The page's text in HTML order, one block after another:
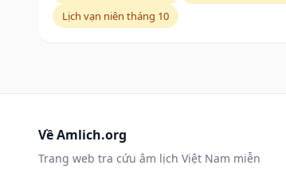
Lịch vạn niên tháng 10
Về Amlich.org
Trang web tra cứu âm lịch Việt Nam miễn